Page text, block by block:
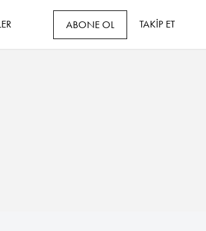
ABONE OL TAKİP ET